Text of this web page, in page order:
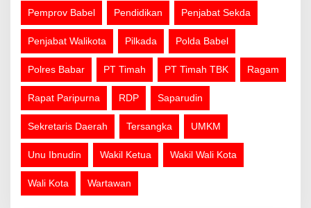
Pemprov Babel Pendidikan Penjabat Sekda
Penjabat Walikota Pilkada Polda Babel
Polres Babar PT Timah PT Timah TBK Ragam
Rapat Paripurna RDP Saparudin
Sekretaris Daerah Tersangka UMKM
Unu Ibnudin Wakil Ketua Wakil Wali Kota
Wali Kota Wartawan